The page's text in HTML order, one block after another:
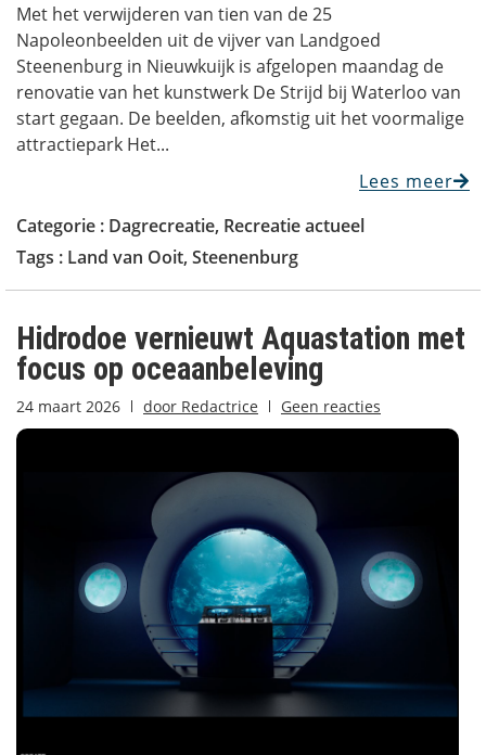
Met het verwijderen van tien van de 25
Napoleonbeelden uit de vijver van Landgoed
Steenenburg in Nieuwkuijk is afgelopen maandag de
renovatie van het kunstwerk De Strijd bij Waterloo van
start gegaan. De beelden, afkomstig uit het voormalige
attractiepark Het...
Lees meer
Categorie : Dagrecreatie, Recreatie actueel
Tags : Land van Ooit, Steenenburg
Hidrodoe vernieuwt Aquastation met
focus op oceaanbeleving
24 maart 2026 door Redactrice Geen reacties